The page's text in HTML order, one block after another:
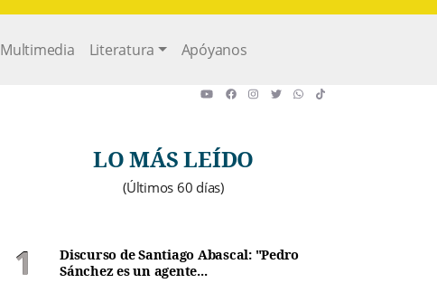
Multimedia Literatura Apóyanos
LO MÁS LEÍDO
(Últimos 60 días)
Discurso de Santiago Abascal: "Pedro
Sánchez es un agente...